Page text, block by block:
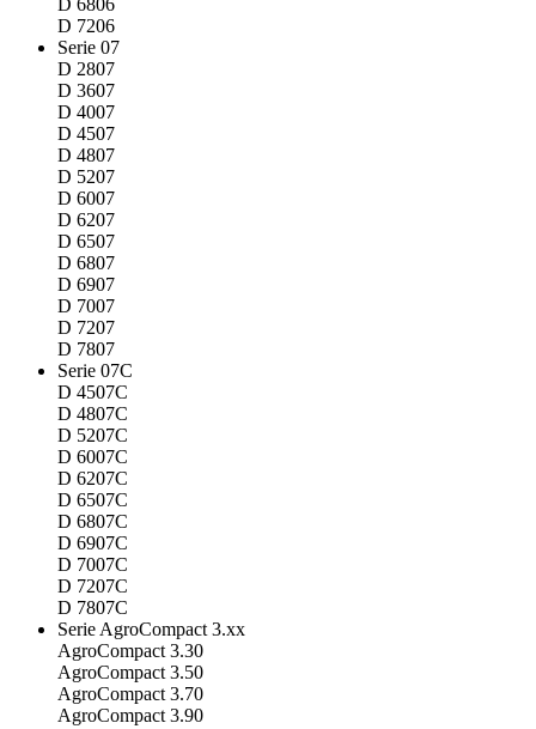
D 7206
Serie 07
D 2807
D 3607
D 4007
D 4507
D 4807
D 5207
D 6007
D 6207
D 6507
D 6807
D 6907
D 7007
D 7207
D 7807
Serie 07C
D 4507C
D 4807C
D 5207C
D 6007C
D 6207C
D 6507C
D 6807C
D 6907C
D 7007C
D 7207C
D 7807C
Serie AgroCompact 3.xx
AgroCompact 3.30
AgroCompact 3.50
AgroCompact 3.70
AgroCompact 3.90